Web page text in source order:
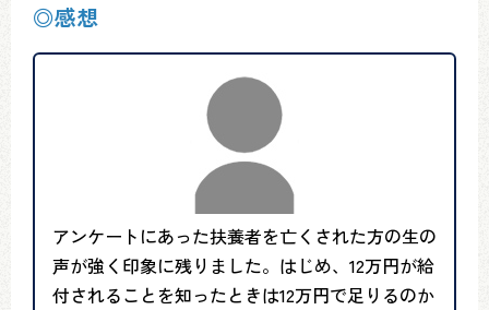
◎感想
アンケートにあった扶養者を亡くされた方の生の
声が強く印象に残りました。はじめ、12万円が給
付されることを知ったときは12万円で足りるのか